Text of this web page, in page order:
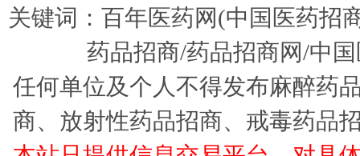
关键词：百年医药网(中国医药招
药品招商/药品招商网/中
任何单位及个人不得发布麻醉药
商、放射性药品招商、戒毒药品